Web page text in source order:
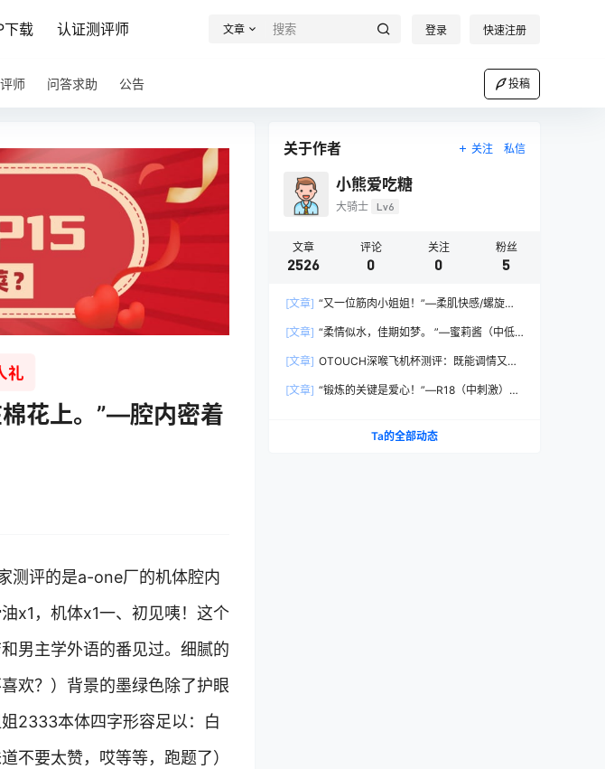
下载 认证测评师 文章 登录 快速注册
师 问答求助 公告 投稿
花上。”—腔内密着
测评的是a-one厂的机体腔内
x1，机体x1一、初见咦！这个
男主学外语的番见过。细腻的
欢？）背景的墨绿色除了护眼
2333本体四字形容足以：白
不要太赞，哎等等，跑题了）
关于作者 关注 私信
小熊爱吃糖
大骑士 Lv6
文章
2526
评论
0
关注
0
粉丝
5
[文章] “又一位筋肉小姐姐！”—柔肌快感/螺旋四
[文章] “柔情似水，佳期如梦。 ”—蜜莉酱（中低
[文章] OTOUCH深喉飞机杯测评：既能调情又能
[文章] “锻炼的关键是爱心！”—R18（中刺激）评
Ta的全部动态